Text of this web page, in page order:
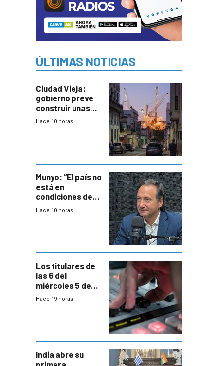
ÚLTIMAS NOTICIAS
Ciudad Vieja:
gobierno prevé
construir unas
mil viviendas en
Hace 10 horas
Munyo: “El país no
está en
condiciones de
enfrentar una
Hace 10 horas
Los titulares de
las 6 del
miércoles 5 de
agosto de 2026
Hace 19 horas
India abre su